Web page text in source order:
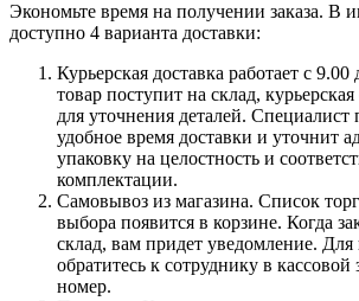
Экономьте время на получении заказа. В
доступно 4 варианта доставки:
Курьерская доставка работает с 9.00
товар поступит на склад,
для уточнения деталей.
удобное время доставки и уточнит
упаковку на целостность и
комплектации.
Самовывоз из магазина. Список
выбора появится в корзине. Когда
склад, вам придет уведомление. Для
обратитесь к сотруднику в кассовой
номер.